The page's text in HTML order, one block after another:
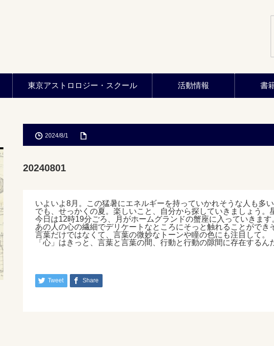
東京アストロロジー・スクール 活動情報 書
2024/8/1
20240801
いよいよ8月。この猛暑にエネルギーを持っていかれそうな人も多い
でも、せっかくの夏。楽しいこと、自分から探していきましょう。
今日は12時19分ごろ、月がホームグランドの蟹座に入っていきます
あの人の心の繊細でデリケートなところにそっと触れることができ
言葉だけではなくて、言葉の微妙なトーンや瞳の色にも注目して。
「心」はきっと、言葉と言葉の間、行動と行動の隙間に存在するん
Tweet Share